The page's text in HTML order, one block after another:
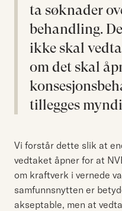
ta søknader
behandling.
ikke skal
om det skal
tillegges
Vi forstår dette slik at
vedtaket åpner for at
om kraftverk i vernede
samfunnsnytten er
akseptable, men at